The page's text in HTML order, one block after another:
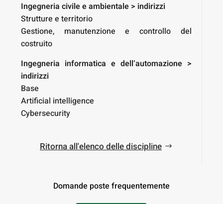
Ingegneria civile e ambientale > indirizzi
Strutture e territorio
Gestione, manutenzione e controllo del
costruito
Ingegneria informatica e dell’automazione >
indirizzi
Base
Artificial intelligence
Cybersecurity
Ritorna all'elenco delle discipline
Domande poste frequentemente